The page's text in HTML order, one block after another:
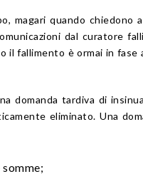
magari quando chiedono
dal curatore
il fallimento è ormai in fase
domanda tardiva di
eliminato. Una